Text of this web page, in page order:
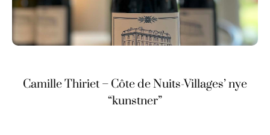
Camille Thiriet – Côte de Nuits-Villages’ nye
“kunstner”